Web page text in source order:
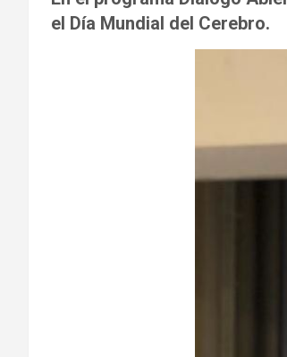
el Día Mundial del Cerebro.